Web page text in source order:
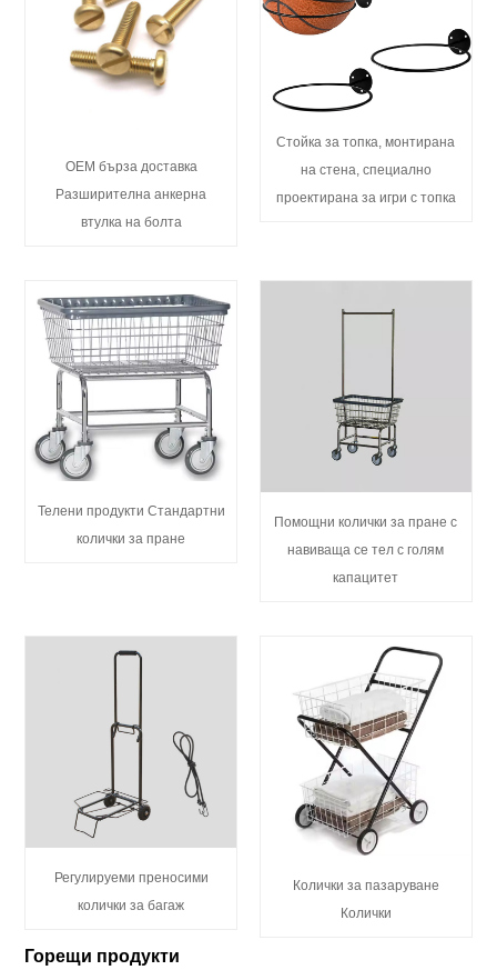
OEM бърза доставка
Разширителна анкерна
втулка на болта
Стойка за топка, монтирана
на стена, специално
проектирана за игри с топка
Телени продукти Стандартни
колички за пране
Помощни колички за пране с
навиваща се тел с голям
капацитет
Регулируеми преносими
колички за багаж
Колички за пазаруване
Колички
Горещи продукти